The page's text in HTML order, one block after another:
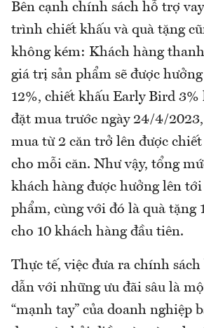
Bên cạnh chính sách hỗ trợ
trình chiết khấu và quà tặng
không kém: Khách hàng
giá trị sản phẩm sẽ được
12%, chiết khấu Early Bird
đặt mua trước ngày 24/4/
mua từ 2 căn trở lên được
cho mỗi căn. Như vậy, tổng
khách hàng được hưởng lên
phẩm, cùng với đó là quà tặng
cho 10 khách hàng đầu tiên.
Thực tế, việc đưa ra chính
dẫn với những ưu đãi sâu là
“mạnh tay” của doanh nghiệp